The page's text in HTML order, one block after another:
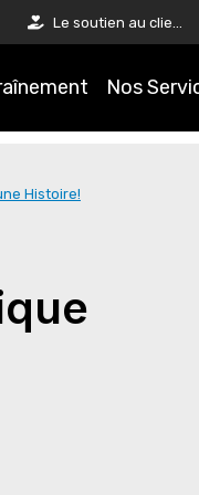
Le soutien au client est notre priorité
Nos
Histoire!